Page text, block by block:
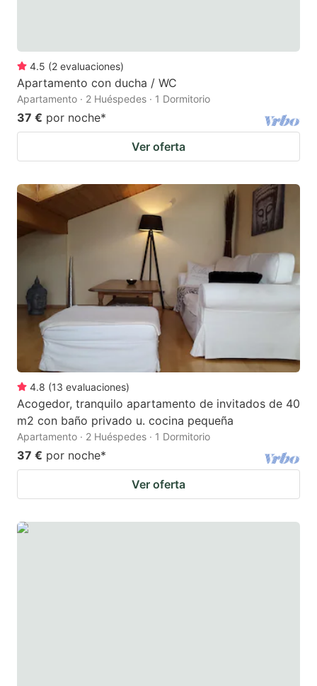
4.5 (2 evaluaciones)
Apartamento con ducha / WC
Apartamento · 2 Huéspedes · 1 Dormitorio
37 € por noche*
Ver oferta
4.8 (13 evaluaciones)
Acogedor, tranquilo apartamento de invitados de 40
m2 con baño privado u. cocina pequeña
Apartamento · 2 Huéspedes · 1 Dormitorio
37 € por noche*
Ver oferta